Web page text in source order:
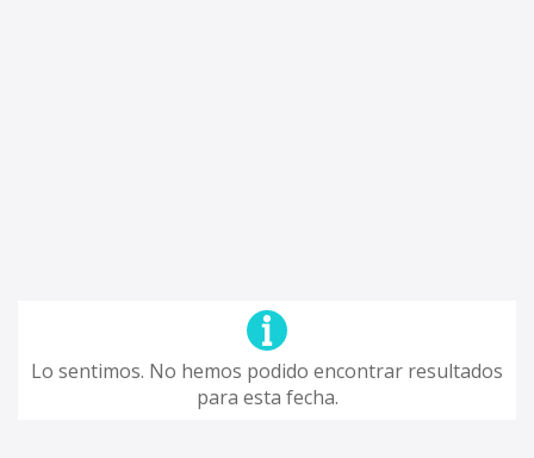
Lo sentimos. No hemos podido encontrar resultados
para esta fecha.